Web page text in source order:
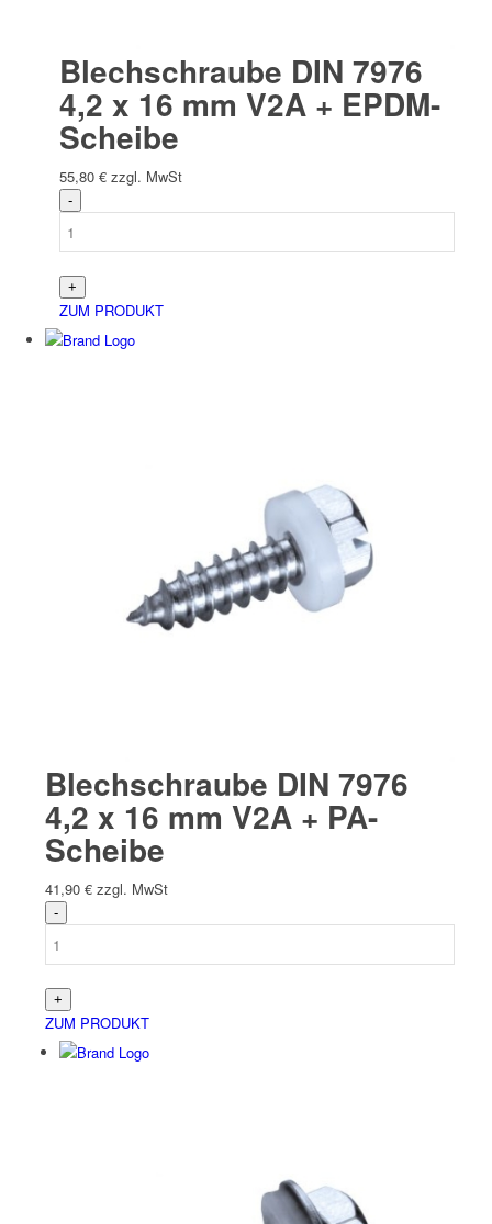
Blechschraube DIN 7976
4,2 x 16 mm V2A + EPDM-
Scheibe
55,80 € zzgl. MwSt
ZUM PRODUKT
Blechschraube DIN 7976
4,2 x 16 mm V2A + PA-
Scheibe
41,90 € zzgl. MwSt
ZUM PRODUKT